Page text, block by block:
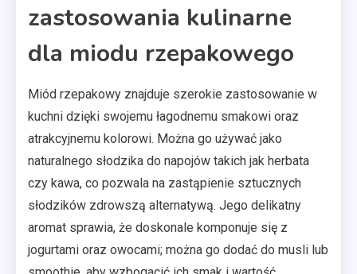
zastosowania kulinarne
dla miodu rzepakowego
Miód rzepakowy znajduje szerokie zastosowanie w
kuchni dzięki swojemu łagodnemu smakowi oraz
atrakcyjnemu kolorowi. Można go używać jako
naturalnego słodzika do napojów takich jak herbata
czy kawa, co pozwala na zastąpienie sztucznych
słodzików zdrowszą alternatywą. Jego delikatny
aromat sprawia, że doskonale komponuje się z
jogurtami oraz owocami; można go dodać do musli lub